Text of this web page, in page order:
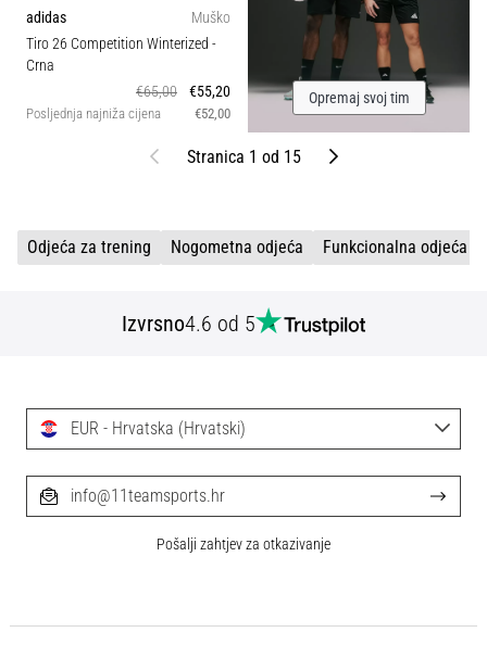
adidas
Muško
Tiro 26 Competition Winterized -
Crna
€65,00
€55,20
Posljednja najniža cijena €52,00
Opremaj svoj tim
PrethodniStranica 1 od 15 Sljedeći
Odjeća za trening Nogometna odjeća Funkcionalna odjeća
Izvrsno4.6 od 5
EUR - Hrvatska (Hrvatski)
info@11teamsports.hr
Pošalji zahtjev za otkazivanje